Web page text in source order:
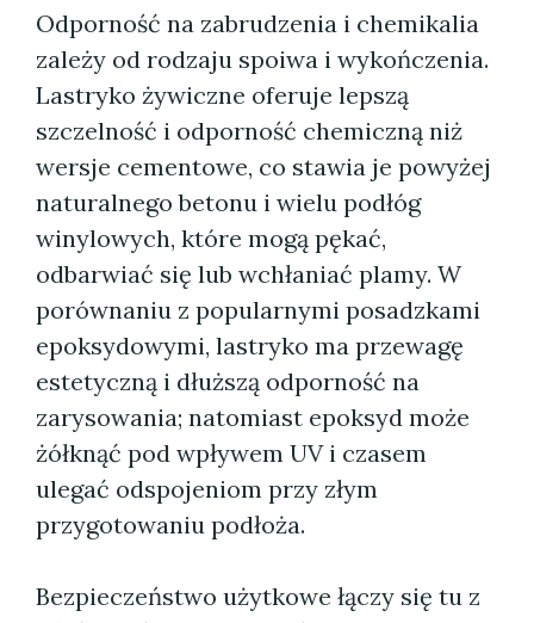
Odporność na zabrudzenia i chemikalia
zależy od rodzaju spoiwa i wykończenia.
Lastryko żywiczne oferuje lepszą
szczelność i odporność chemiczną niż
wersje cementowe, co stawia je powyżej
naturalnego betonu i wielu podłóg
winylowych, które mogą pękać,
odbarwiać się lub wchłaniać plamy. W
porównaniu z popularnymi posadzkami
epoksydowymi, lastryko ma przewagę
estetyczną i dłuższą odporność na
zarysowania; natomiast epoksyd może
żółknąć pod wpływem UV i czasem
ulegać odspojeniom przy złym
przygotowaniu podłoża.
Bezpieczeństwo użytkowe łączy się tu z